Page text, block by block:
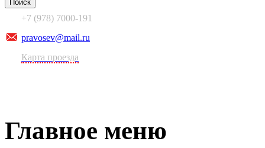
+7 (978) 7000-191
pravosev@mail.ru
Карта проезда
Главное меню